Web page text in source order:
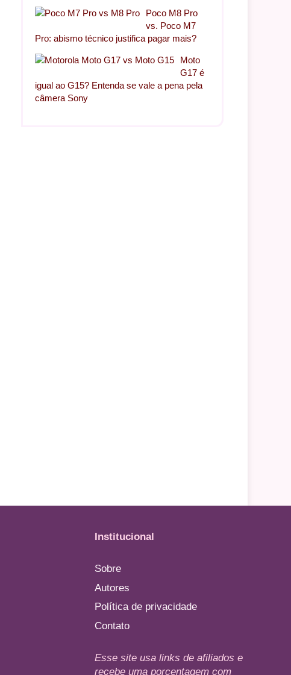
Poco M8 Pro
vs. Poco M7
Pro: abismo técnico justifica pagar mais?
Moto
G17 é
igual ao G15? Entenda se vale a pena pela
câmera Sony
Institucional
Sobre
Autores
Política de privacidade
Contato
Esse site usa links de afiliados e
recebe uma porcentagem com